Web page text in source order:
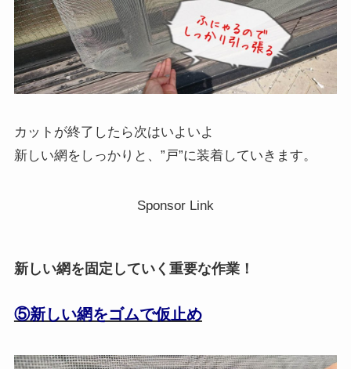
カットが終了したら次はいよいよ
新しい網をしっかりと、”戸”に装着していきます。
Sponsor Link
新しい網を固定していく重要な作業！
⑤新しい網をゴムで仮止め